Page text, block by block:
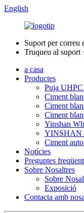
English
Suport per correu
Truqueu al suport
a casa
Productes
Puja
Ciment
Ciment
Ciment
Yinshan
YINSHAN
Ciment
Notícies
Preguntes
Sobre Nosaltres
Sobre
Exposició
Contacta amb